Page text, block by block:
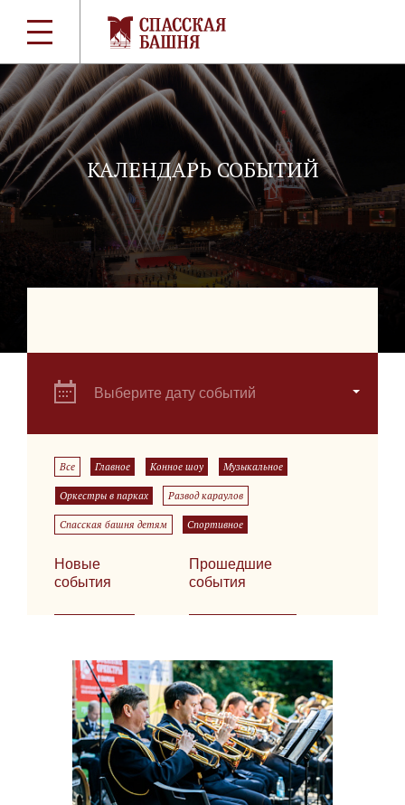
КАЛЕНДАРЬ СОБЫТИЙ
Выберите дату событий
Все Главное Конное шоу Музыкальное
Оркестры в парках Развод караулов
Спасская башня детям Спортивное
Новые
события
Прошедшие
события